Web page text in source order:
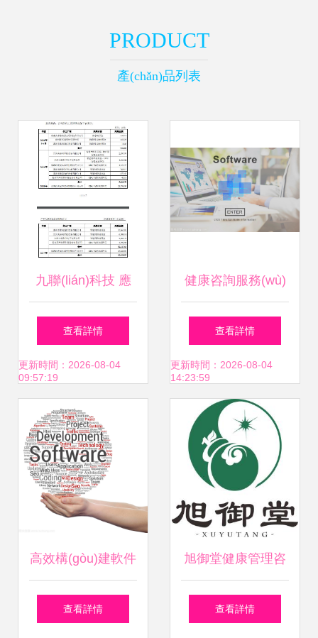
PRODUCT
產(chǎn)品列表
九聯(lián)科技 應
(yīng)收賬款依賴
中移動，營收下滑
與現(xiàn)金流承
壓的健康預(yù)警
查看詳情
更新時間：2026-08-04
09:57:19
健康咨詢服務(wù)
類軟件開發(fā)計
劃
查看詳情
更新時間：2026-08-04
14:23:59
高效構(gòu)建軟件
從需求到上線的開
查看詳情
旭御堂健康管理咨
詢 專業(yè)服務
查看詳情